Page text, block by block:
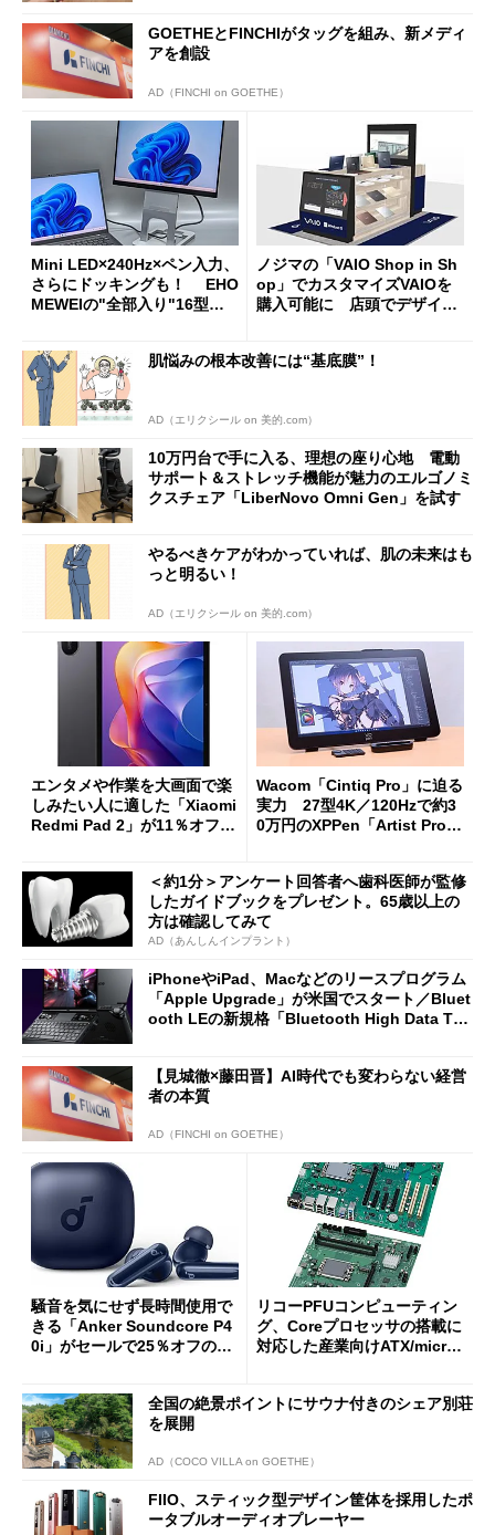
GOETHEとFINCHIがタッグを組み、新メディ
アを創設
AD（FINCHI on GOETHE）
Mini LED×240Hz×ペン入力、
さらにドッキングも！ EHO
MEWEIの"全部入り"16型モ
ノジマの「VAIO Shop in Sh
op」でカスタマイズVAIOを
購入可能に 店頭でデザイン
肌悩みの根本改善には“基底膜”！
AD（エリクシール on 美的.com）
10万円台で手に入る、理想の座り心地 電動
サポート＆ストレッチ機能が魅力のエルゴノミ
クスチェア「LiberNovo Omni Gen」を試す
やるべきケアがわかっていれば、肌の未来はも
っと明るい！
AD（エリクシール on 美的.com）
エンタメや作業を大画面で楽
しみたい人に適した「Xiaomi
Redmi Pad 2」が11％オフの
Wacom「Cintiq Pro」に迫る
実力 27型4K／120Hzで約3
0万円のXPPen「Artist Pro 2
＜約1分＞アンケート回答者へ歯科医師が監修
したガイドブックをプレゼント。65歳以上の
方は確認してみて
AD（あんしんインプラント）
iPhoneやiPad、Macなどのリースプログラム
「Apple Upgrade」が米国でスタート／Bluet
ooth LEの新規格「Bluetooth High Data Thr
【見城徹×藤田晋】AI時代でも変わらない経営
者の本質
AD（FINCHI on GOETHE）
騒音を気にせず長時間使用で
きる「Anker Soundcore P4
0i」がセールで25％オフの59
リコーPFUコンピューティン
グ、Coreプロセッサの搭載に
対応した産業向けATX/micro
全国の絶景ポイントにサウナ付きのシェア別荘
を展開
AD（COCO VILLA on GOETHE）
FIIO、スティック型デザイン筐体を採用したポ
ータブルオーディオプレーヤー